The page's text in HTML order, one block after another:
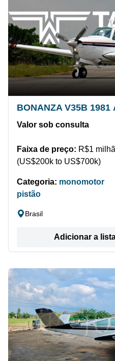
BONANZA V35B 1981
Valor sob consulta
Faixa de preço: R$1
(US$200k to US$700k)
Categoria: monomotor
pistão
Brasil
Adicionar a